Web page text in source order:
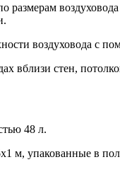
размерам
воздуховода с
вблизи стен,
48 л.
м, упакованные в